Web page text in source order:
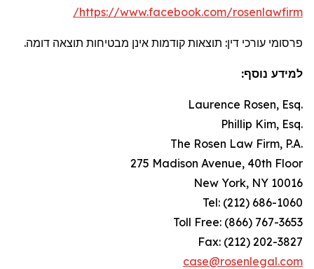
https://www.facebook.com/rosenlawfirm/
פרסומי עורכי דין: תוצאות קודמות אינן מבטיחות תוצאה דומה.
למידע נוסף:
Laurence Rosen, Esq.
Phillip Kim, Esq.
The Rosen Law Firm, P.A.
275 Madison Avenue, 40th Floor
New York, NY 10016
Tel: (212) 686-1060
Toll Free: (866) 767-3653
Fax: (212) 202-3827
case@rosenlegal.com